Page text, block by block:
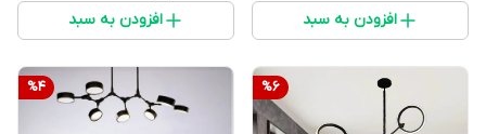
افزودن به سبد افزودن به سبد
%6
%4